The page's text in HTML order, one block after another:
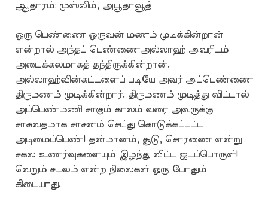
ஆதாரம்: முஸ்லிம், அபூதாவூத்
ஒரு பெண்ணை ஒருவன் மணம் முடிக்கின்றான்
என்றால் அந்தப் பெண்ணைஅல்லாஹ் அவரிடம்
அடைக்கலமாகத் தந்திருக்கின்றான்.
அல்லாஹ்வின்கட்டளைப் படியே அவர் அப்பெண்ணை
திருமணம் முடிக்கின்றார். திருமணம் முடித்து விட்டால்
அப்பெண்மணி சாகும் காலம் வரை அவருக்கு
சாசுவதமாக சாசனம் செய்து கொடுக்கப்பட்ட
அடிமைப்பெண்! தன்மானம், சூடு, சொரணை என்று
சகல உணர்வுகளையும் இழந்து விட்ட ஜடப்பொருள்!
வெறும் சடலம் என்ற நிலைகள் ஒரு போதும்
கிடையாது.